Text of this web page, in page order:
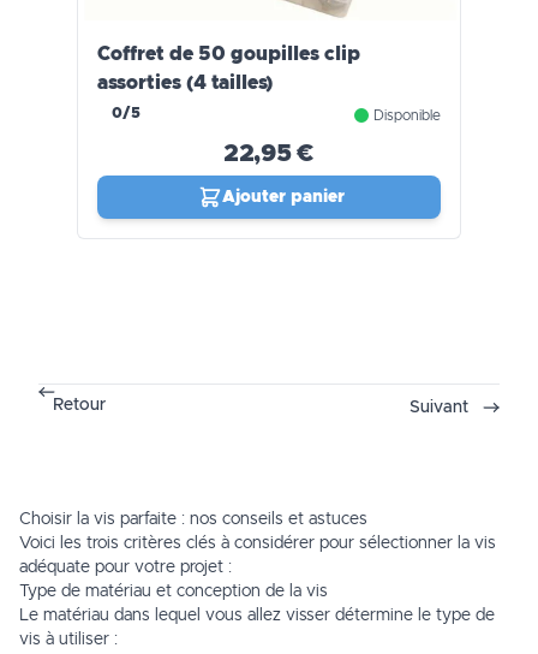
Coffret de 50 goupilles clip
assorties (4 tailles)
0/5 Disponible
22,95 €
Ajouter panier
Retour Suivant
Choisir la vis parfaite : nos conseils et astuces
Voici les trois critères clés à considérer pour sélectionner la vis
adéquate pour votre projet :
Type de matériau et conception de la vis
Le matériau dans lequel vous allez visser détermine le type de
vis à utiliser :